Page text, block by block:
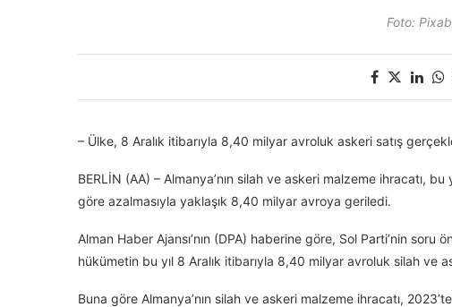
Foto:
– Ülke, 8 Aralık itibarıyla 8,40 milyar avroluk askeri satış
BERLİN (AA) – Almanya’nın silah ve askeri malzeme ihracatı, bu
göre azalmasıyla yaklaşık 8,40 milyar avroya geriledi.
Alman Haber Ajansı’nın (DPA) haberine göre, Sol Parti’nin soru
hükümetin bu yıl 8 Aralık itibarıyla 8,40 milyar avroluk silah ve
Buna göre Almanya’nın silah ve askeri malzeme ihracatı,